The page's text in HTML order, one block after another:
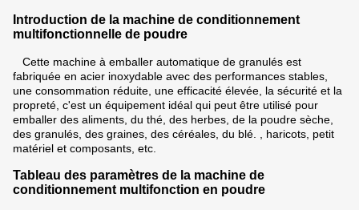
Introduction de la machine de conditionnement
multifonctionnelle de poudre
Cette machine à emballer automatique de granulés est
fabriquée en acier inoxydable avec des performances stables,
une consommation réduite, une efficacité élevée, la sécurité et la
propreté, c'est un équipement idéal qui peut être utilisé pour
emballer des aliments, du thé, des herbes, de la poudre sèche,
des granulés, des graines, des céréales, du blé. , haricots, petit
matériel et composants, etc.
Tableau des paramètres de la machine de
conditionnement multifonction en poudre